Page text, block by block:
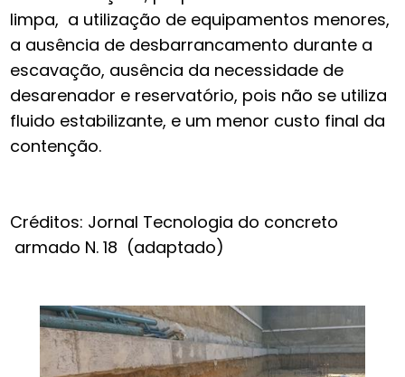
limpa, a utilização de equipamentos menores,
a ausência de desbarrancamento durante a
escavação, ausência da necessidade de
desarenador e reservatório, pois não se utiliza
fluido estabilizante, e um menor custo final da
contenção.
Créditos: Jornal Tecnologia do concreto
armado N. 18 (adaptado)